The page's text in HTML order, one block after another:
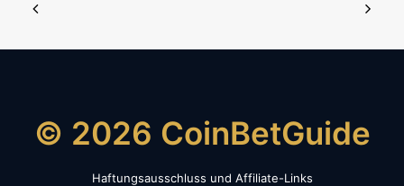
© 2026 CoinBetGuide
Haftungsausschluss und Affiliate-Links